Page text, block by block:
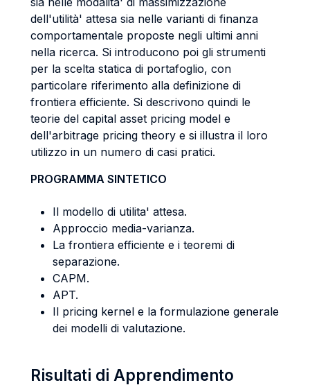
dell'utilità' attesa sia nelle varianti di finanza
comportamentale proposte negli ultimi anni
nella ricerca. Si introducono poi gli strumenti
per la scelta statica di portafoglio, con
particolare riferimento alla definizione di
frontiera efficiente. Si descrivono quindi le
teorie del capital asset pricing model e
dell'arbitrage pricing theory e si illustra il loro
utilizzo in un numero di casi pratici.
PROGRAMMA SINTETICO
Il modello di utilita' attesa.
Approccio media-varianza.
La frontiera efficiente e i teoremi di
separazione.
CAPM.
APT.
Il pricing kernel e la formulazione generale
dei modelli di valutazione.
Risultati di Apprendimento